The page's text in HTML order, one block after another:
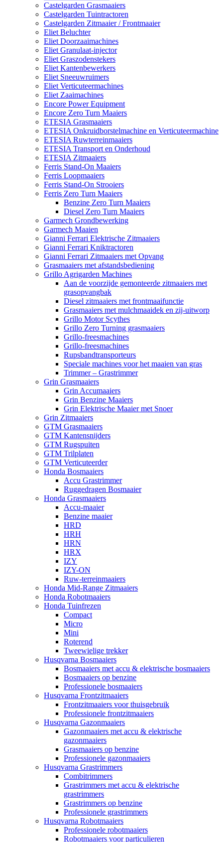
Castelgarden Grasmaaiers
Castelgarden Tuintractoren
Castelgarden Zitmaaier / Frontmaaier
Eliet Beluchter
Eliet Doorzaaimachines
Eliet Granulaat-injector
Eliet Graszodenstekers
Eliet Kantenbewerkers
Eliet Sneeuwruimers
Eliet Verticuteermachines
Eliet Zaaimachines
Encore Power Equipment
Encore Zero Turn Maaiers
ETESIA Grasmaaiers
ETESIA Onkruidborstelmachine en Verticuteermachine
ETESIA Ruwterreinmaaiers
ETESIA Transport en Onderhoud
ETESIA Zitmaaiers
Ferris Stand-On Maaiers
Ferris Loopmaaiers
Ferris Stand-On Strooiers
Ferris Zero Turn Maaiers
Benzine Zero Turn Maaiers
Diesel Zero Turn Maaiers
Garmech Grondbewerking
Garmech Maaien
Gianni Ferrari Elektrische Zitmaaiers
Gianni Ferrari Kniktractoren
Gianni Ferrari Zitmaaiers met Opvang
Grasmaaiers met afstandsbediening
Grillo Agrigarden Machines
Aan de voorzijde gemonteerde zitmaaiers met
grasopvangbak
Diesel zitmaaiers met frontmaaifunctie
Grasmaaiers met mulchmaaidek en zij-uitworp
Grillo Motor Scythes
Grillo Zero Turning grasmaaiers
Grillo-freesmachines
Grillo-freesmachines
Rupsbandtransporteurs
Speciale machines voor het maaien van gras
Trimmer – Grastrimmer
Grin Grasmaaiers
Grin Accumaaiers
Grin Benzine Maaiers
Grin Elektrische Maaier met Snoer
Grin Zitmaaiers
GTM Grasmaaiers
GTM Kantensnijders
GTM Rugspuiten
GTM Trilplaten
GTM Verticuteerder
Honda Bosmaaiers
Accu Grastrimmer
Ruggedragen Bosmaaier
Honda Grasmaaiers
Accu-maaier
Benzine maaier
HRD
HRH
HRN
HRX
IZY
IZY-ON
Ruw-terreinmaaiers
Honda Mid-Range Zitmaaiers
Honda Robotmaaiers
Honda Tuinfrezen
Compact
Micro
Mini
Roterend
Tweewielige trekker
Husqvarna Bosmaaiers
Bosmaaiers met accu & elektrische bosmaaiers
Bosmaaiers op benzine
Professionele bosmaaiers
Husqvarna Frontzitmaaiers
Frontzitmaaiers voor thuisgebruik
Professionele frontzitmaaiers
Husqvarna Gazonmaaiers
Gazonmaaiers met accu & elektrische
gazonmaaiers
Grasmaaiers op benzine
Professionele gazonmaaiers
Husqvarna Grastrimmers
Combitrimmers
Grastrimmers met accu & elektrische
grastrimmers
Grastrimmers op benzine
Professionele grastrimmers
Husqvarna Robotmaaiers
Professionele robotmaaiers
Robotmaaiers voor particulieren